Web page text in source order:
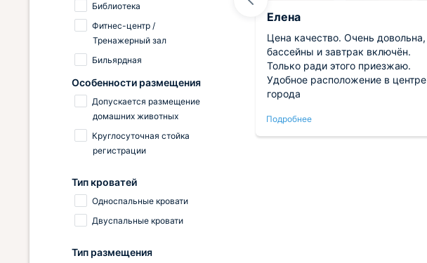
Елена
Отличный заботливый персонал!
Близко к аэропорту. Летом
наверное будет еще лучше, есть
бассейн. Номер теплый с
отличным балконом, кровать
удобная! Завтрак 3 варианта на
выбор.
Подробнее
Елена
Цена качество. Очень довольна, и
бассейны и завтрак включён.
Только ради этого приезжаю.
Удобное расположение в центре
города
Подробнее
Библиотека
Фитнес-центр /
Тренажерный зал
Бильярдная
Особенности размещения
Допускается размещение
домашних животных
Круглосуточная стойка
регистрации
Тип кроватей
Односпальные кровати
Двуспальные кровати
Тип размещения